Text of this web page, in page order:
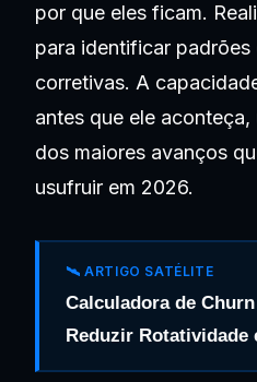
por que eles ficam.
para identificar padrões
corretivas. A
antes que ele
dos maiores avanços
usufruir em 2026.
🛰️ ARTIGO SATÉLITE
Calculadora de
Reduzir Rotatividade